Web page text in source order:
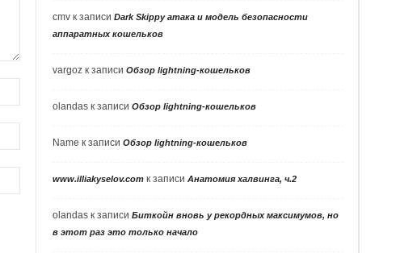
cmv к записиDark Skippy атака и модель безопасности
аппаратных кошельков
vargoz к записиОбзор lightning-кошельков
olandas к записиОбзор lightning-кошельков
Name к записиОбзор lightning-кошельков
www.illiakyselov.com к записиАнатомия халвинга, ч.2
olandas к записиБиткойн вновь у рекордных максимумов, но
в этот раз это только начало